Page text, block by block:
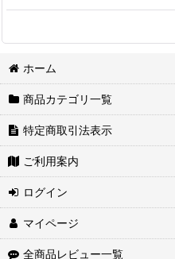
ホーム
商品カテゴリ一覧
特定商取引法表示
ご利用案内
ログイン
マイページ
全商品レビュー一覧